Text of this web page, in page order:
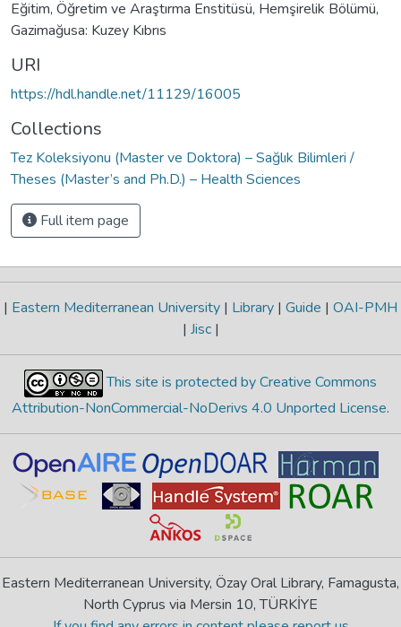
Eğitim, Öğretim ve Araştırma Enstitüsü, Hemşirelik Bölümü,
Gazimağusa: Kuzey Kıbrıs
URI
https://hdl.handle.net/11129/16005
Collections
Tez Koleksiyonu (Master ve Doktora) – Sağlık Bilimleri /
Theses (Master’s and Ph.D.) – Health Sciences
Full item page
| Eastern Mediterranean University | Library | Guide | OAI-PMH
| Jisc |
This site is protected by Creative Commons
Attribution-NonCommercial-NoDerivs 4.0 Unported License.
Eastern Mediterranean University, Özay Oral Library, Famagusta,
North Cyprus via Mersin 10, TÜRKİYE